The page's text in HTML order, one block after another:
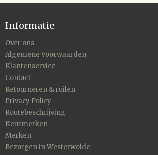
Informatie
Over ons
Algemene Voorwaarden
Klantenservice
Contact
Retourneren & ruilen
Privacy Policy
Routebeschrijving
Keurmerken
Merken
Bezorgen in Westerwolde